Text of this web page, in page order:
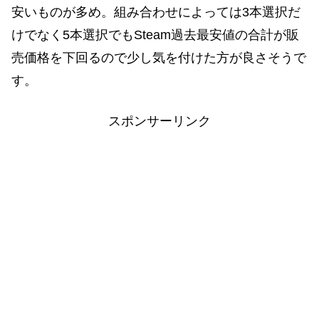
安いものが多め。組み合わせによっては3本選択だ
けでなく5本選択でもSteam過去最安値の合計が販
売価格を下回るので少し気を付けた方が良さそうで
す。
スポンサーリンク